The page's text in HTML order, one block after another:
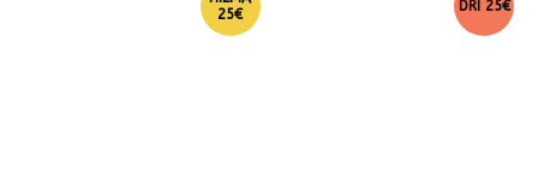
25€
DRI 25€